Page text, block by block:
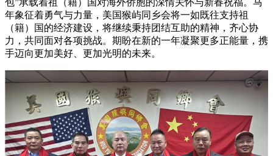
年象征着勇气与力量，美国猴屿同乡会将一如既往支持祖
（籍）国的经济建设，将继续秉持团结互助的精神，齐心协
力，共同面对各项挑战。期盼在新的一年凝聚更多正能量，携
手迈向更加美好、更加光明的未来。